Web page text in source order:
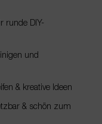
runde DIY-
und
& kreative Ideen
& schön zum